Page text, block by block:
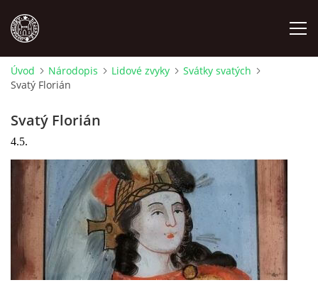
MÍSTOPIS
NÁRODOPIS
OSOBNOSTI
OSTATNÍ
ODKAZY
Úvod Národopis Lidové zvyky
Svátky svatých
Svatý Florián
Svatý Florián
4.5.